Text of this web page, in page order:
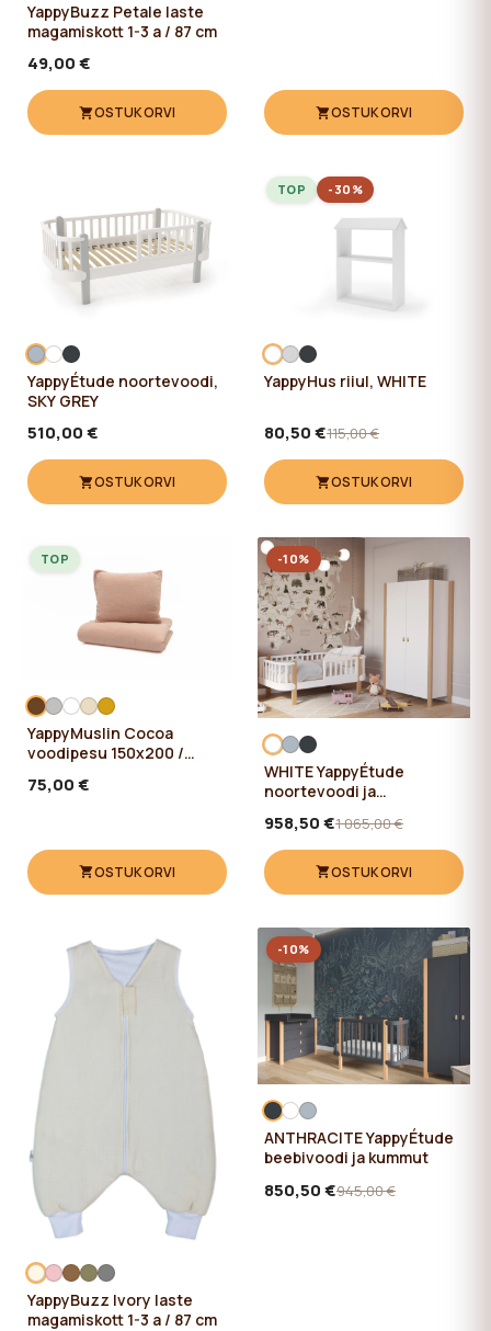
YappyBuzz Petale laste
magamiskott 1-3 a / 87 cm
49,00 €
OSTUKORVI OSTUKORVI
YappyÉtude noortevoodi,
SKY GREY
510,00 €
OSTUKORVI
YappyHus riiul, WHITE
80,50 €115,00 €
OSTUKORVI
TOP -30%
YappyMuslin Cocoa
voodipesu 150x200 /
75,00 €
OSTUKORVI
TOP
WHITE YappyÉtude
noortevoodi ja
958,50 €1 065,00 €
OSTUKORVI
-10%
YappyBuzz Ivory laste
magamiskott 1-3 a / 87 cm
ANTHRACITE YappyÉtude
beebivoodi ja kummut
850,50 €945,00 €
-10%